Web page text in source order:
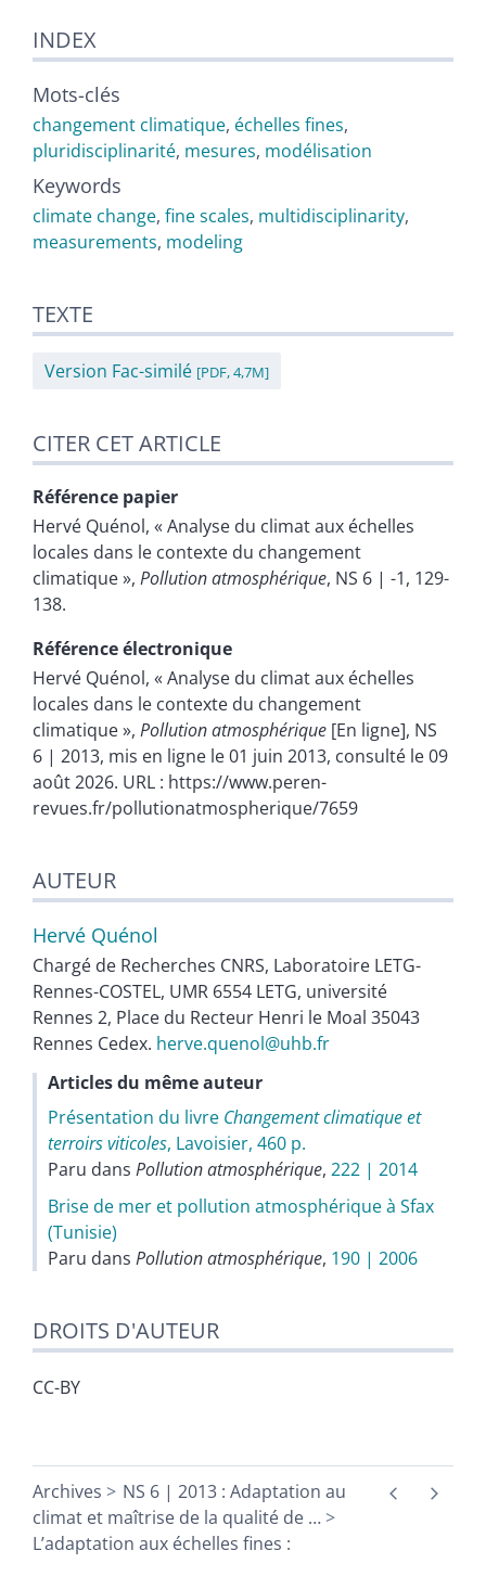
INDEX
Mots-clés
changement climatique, échelles fines,
pluridisciplinarité, mesures, modélisation
Keywords
climate change, fine scales, multidisciplinarity,
measurements, modeling
TEXTE
Version Fac-similé [PDF, 4,7M]
CITER CET ARTICLE
Référence papier
Hervé Quénol, « Analyse du climat aux échelles
locales dans le contexte du changement
climatique », Pollution atmosphérique, NS 6 | -1, 129-
138.
Référence électronique
Hervé Quénol, « Analyse du climat aux échelles
locales dans le contexte du changement
climatique », Pollution atmosphérique [En ligne], NS
6 | 2013, mis en ligne le 01 juin 2013, consulté le 09
août 2026. URL : https://www.peren-
revues.fr/pollutionatmospherique/7659
AUTEUR
Hervé Quénol
Chargé de Recherches CNRS, Laboratoire LETG-
Rennes-COSTEL, UMR 6554 LETG, université
Rennes 2, Place du Recteur Henri le Moal 35043
Rennes Cedex. herve.quenol@uhb.fr
Articles du même auteur
Présentation du livre Changement climatique et
terroirs viticoles, Lavoisier, 460 p.
Paru dans Pollution atmosphérique, 222 | 2014
Brise de mer et pollution atmosphérique à Sfax
(Tunisie)
Paru dans Pollution atmosphérique, 190 | 2006
DROITS D'AUTEUR
CC-BY
Archives
NS 6 | 2013 : Adaptation au
climat et maîtrise de la qualité de …
L’adaptation aux échelles fines :